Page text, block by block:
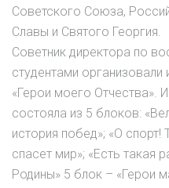
Советского Союза,
Славы и Святого Георгия.
Советник директора по
студентами организовали
«Герои моего Отчества».
состояла из 5 блоков:
история побед»; «О спорт!
спасет мир»; «Есть такая
Родины» 5 блок – «Герои